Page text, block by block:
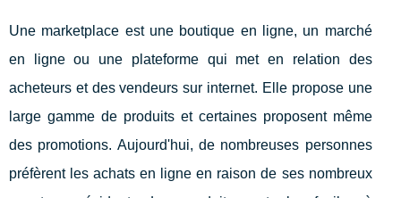
Une marketplace est une boutique en ligne, un marché
en ligne ou une plateforme qui met en relation des
acheteurs et des vendeurs sur internet. Elle propose une
large gamme de produits et certaines proposent même
des promotions. Aujourd'hui, de nombreuses personnes
préfèrent les achats en ligne en raison de ses nombreux